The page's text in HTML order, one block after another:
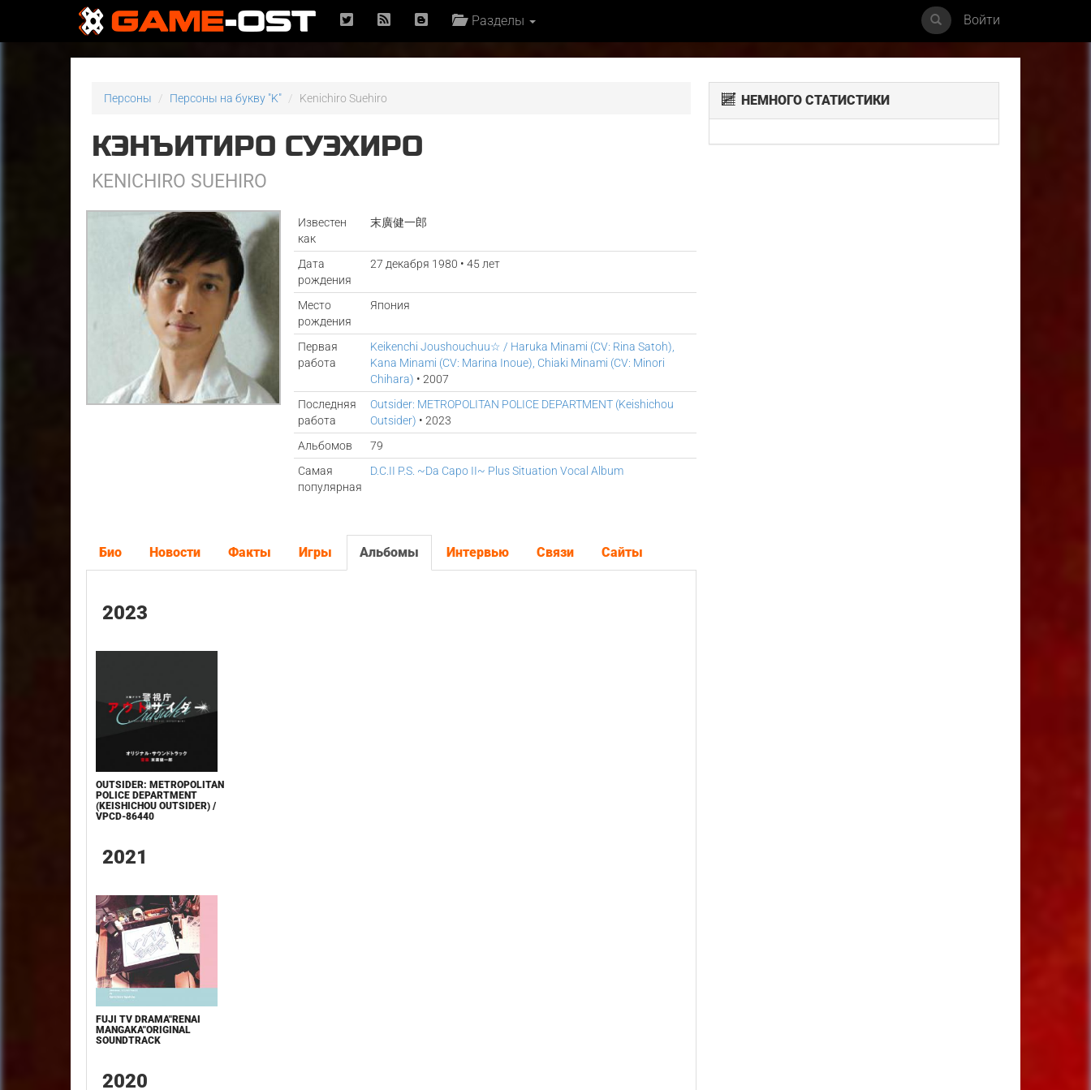
Разделы Войти
Персоны Персоны на букву "K" Kenichiro Suehiro
КЭНЪИТИРО СУЭХИРО
KENICHIRO SUEHIRO
Известен
как
末廣健一郎
Дата
рождения
27 декабря 1980 • 45 лет
Место
рождения
Япония
Первая
работа
Keikenchi Joushouchuu☆ / Haruka Minami (CV: Rina Satoh),
Kana Minami (CV: Marina Inoue), Chiaki Minami (CV: Minori
Chihara) • 2007
Последняя
работа
Outsider: METROPOLITAN POLICE DEPARTMENT (Keishichou
Outsider) • 2023
Альбомов
79
Самая
популярная
D.C.II P.S. ~Da Capo II~ Plus Situation Vocal Album
Био Новости Факты Игры Альбомы Интервью Связи Сайты
2023
OUTSIDER: METROPOLITAN
POLICE DEPARTMENT
(KEISHICHOU OUTSIDER) /
VPCD-86440
2021
FUJI TV DRAMA"RENAI
MANGAKA"ORIGINAL
SOUNDTRACK
2020
НЕМНОГО СТАТИСТИКИ